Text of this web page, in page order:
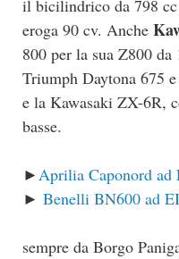
il bicilindrico da 798 cc
eroga 90 cv. Anche
800 per la sua Z800
Triumph Daytona 675
e la Kawasaki ZX-6R,
basse.
►Aprilia Caponord
► Benelli BN600 ad
sempre da Borgo